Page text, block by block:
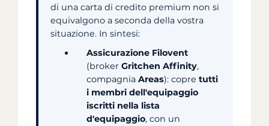
di una carta di credito premium non si
equivalgono a seconda della vostra
situazione. In sintesi:
Assicurazione Filovent
(broker Gritchen Affinity,
compagnia Areas): copre tutti
i membri dell'equipaggio
iscritti nella lista
d'equipaggio, con un